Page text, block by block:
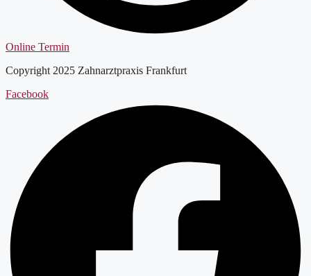
Online Termin
Copyright 2025 Zahnarztpraxis Frankfurt
Facebook